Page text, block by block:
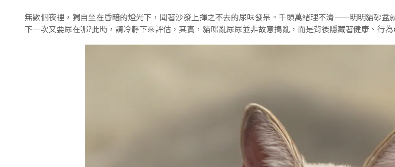
無數個夜裡，獨自坐在昏暗的燈光下，聞著沙發上揮之不去的尿味發呆。千頭萬緒理不清——明明貓砂盆
下一次又要尿在哪?此時，請冷靜下來評估，其實，貓咪亂尿尿並非故意搗亂，而是背後隱藏著健康、行